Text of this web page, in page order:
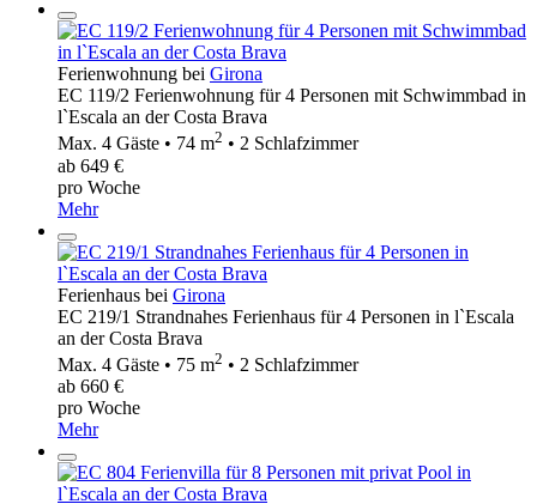
Ferienwohnung bei Girona
EC 119/2 Ferienwohnung für 4 Personen mit Schwimmbad in
l`Escala an der Costa Brava
Max. 4 Gäste • 74 m2 • 2 Schlafzimmer
ab 649 €
pro Woche
Mehr
Ferienhaus bei Girona
EC 219/1 Strandnahes Ferienhaus für 4 Personen in l`Escala
an der Costa Brava
Max. 4 Gäste • 75 m2 • 2 Schlafzimmer
ab 660 €
pro Woche
Mehr